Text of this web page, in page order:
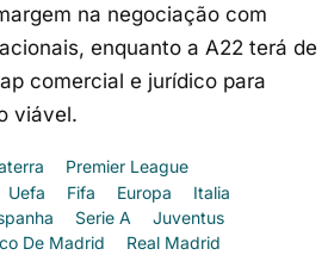
na negociação com
enquanto a A22 terá de
comercial e jurídico para
viável.
Premier League
Uefa Fifa Europa
Italia
Serie A
Juventus
De Madrid
Real Madrid